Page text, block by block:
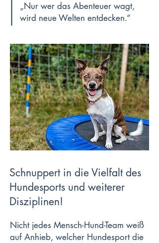
„Nur wer das Abenteuer wagt,
wird neue Welten entdecken.“
Schnuppert in die Vielfalt des
Hundesports und weiterer
Disziplinen!
Nicht jedes Mensch-Hund-Team weiß
auf Anhieb, welcher Hundesport die